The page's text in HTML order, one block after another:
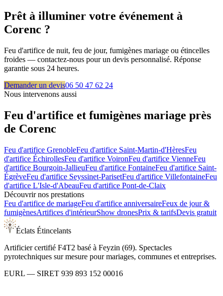
Prêt à illuminer votre événement à
Corenc ?
Feu d'artifice de nuit, feu de jour, fumigènes mariage ou étincelles
froides — contactez-nous pour un devis personnalisé. Réponse
garantie sous 24 heures.
Demander un devis06 50 47 62 24
Nous intervenons aussi
Feu d'artifice et fumigènes mariage près
de Corenc
Feu d'artifice GrenobleFeu d'artifice Saint-Martin-d'HèresFeu
d'artifice ÉchirollesFeu d'artifice VoironFeu d'artifice VienneFeu
d'artifice Bourgoin-JallieuFeu d'artifice FontaineFeu d'artifice Saint-
ÉgrèveFeu d'artifice Seyssinet-ParisetFeu d'artifice VillefontaineFeu
d'artifice L'Isle-d'AbeauFeu d'artifice Pont-de-Claix
Découvrir nos prestations
Feu d'artifice de mariageFeu d'artifice anniversaireFeux de jour &
fumigènesArtifices d'intérieurShow dronesPrix & tarifsDevis gratuit
Éclats Étincelants
Artificier certifié F4T2 basé à Feyzin (69). Spectacles
pyrotechniques sur mesure pour mariages, communes et entreprises.
EURL — SIRET 939 893 152 00016